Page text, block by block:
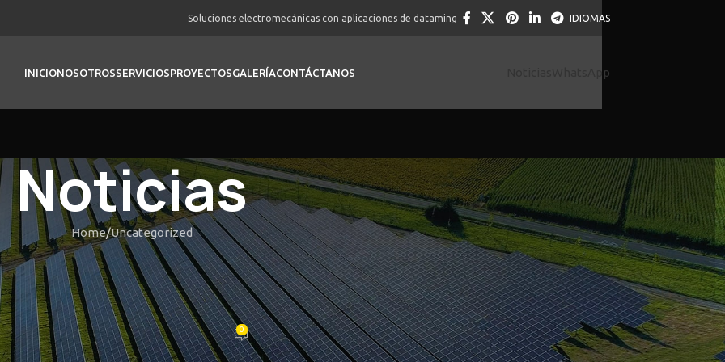
Soluciones electromecánicas con aplicaciones de dataming IDIOMAS
INICIONOSOTROSSERVICIOSPROYECTOSGALERÍACONTÁCTANOS WhatsApp
Noticias
Home Uncategorized
UNCATEGORIZED
tomb nuisible hébergement 30 tours gratuits iron
parieurs et de expérience
Posted by vortexOn Febrero 18, 2026 0